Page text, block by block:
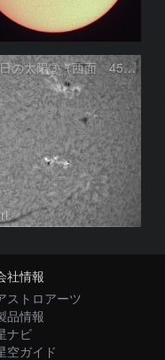
8月5日の太陽➂（西面 4502 C1.7フレア ）
社情報
ストロアーツ
品情報
ナビ
空ガイド